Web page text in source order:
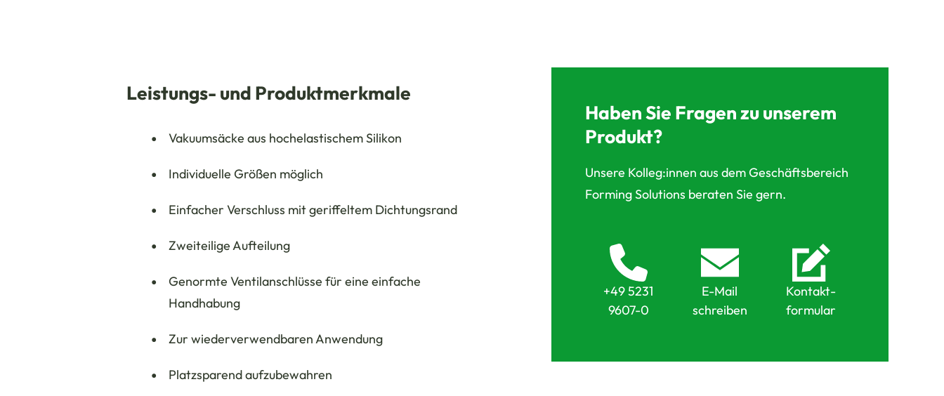
Leistungs- und Produktmerkmale
Vakuumsäcke aus hochelastischem Silikon
Individuelle Größen möglich
Einfacher Verschluss mit geriffeltem Dichtungsrand
Zweiteilige Aufteilung
Genormte Ventilanschlüsse für eine einfache
Handhabung
Zur wiederverwendbaren Anwendung
Platzsparend aufzubewahren
Haben Sie Fragen zu unserem
Produkt?
Unsere Kolleg:innen aus dem Geschäftsbereich
Forming Solutions beraten Sie gern.
+49 5231
9607-0
E-Mail
schreiben
Kontakt-
formular